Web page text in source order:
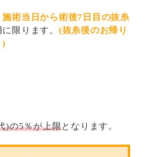
施術当日から術後7日目の抜糸
限ります。 (抜糸後のお帰り
)
)の5％が上限となります。